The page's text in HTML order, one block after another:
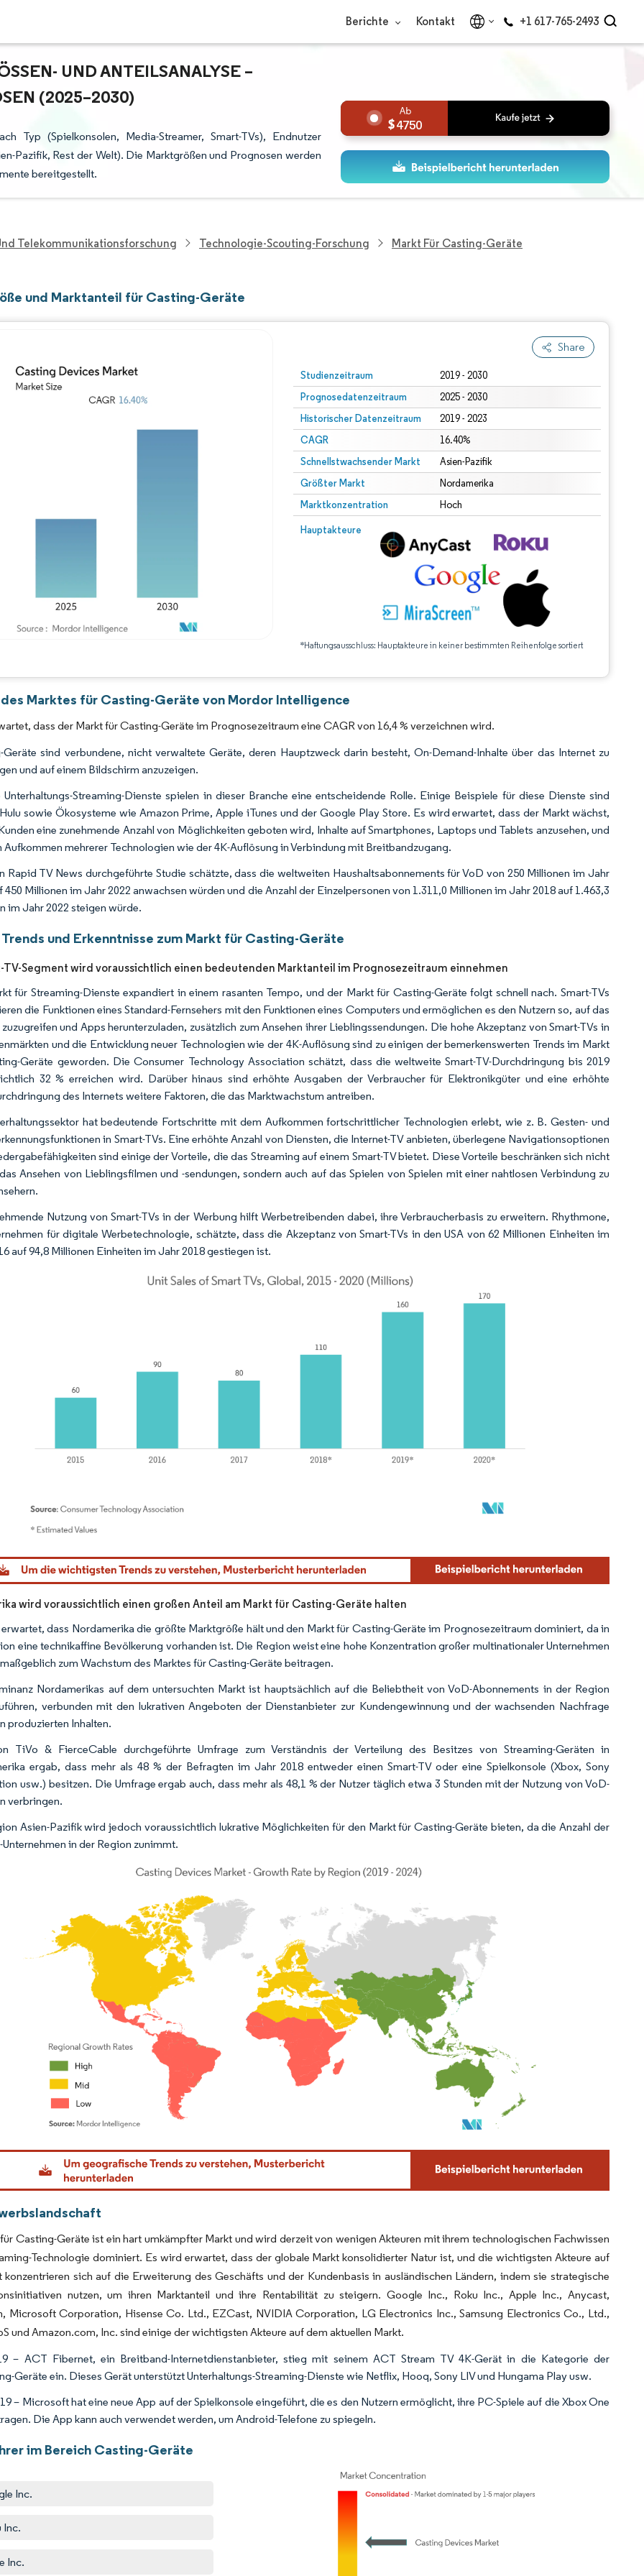
Berichte Kontakt +1 617-765-2493
UND ANTEILSANALYSE – W
(2025–2030)
Typ (Spielkonsolen, Media-Streamer, Smart-TVs), Endnutzer
Pazifik, Rest der Welt). Die Marktgrößen und Prognosen werden
bereitgestellt.
4750
Telekommunikationsforschung Technologie-Scouting-Forschung Markt Für Casting-Geräte
und Marktanteil für Casting-Geräte
Share
Studienzeitraum 2019 - 2030
Prognosedatenzeitraum 2025 - 2030
Historischer Datenzeitraum 2019 - 2023
CAGR 16.40%
Schnellstwachsender Markt Asien-Pazifik
Größter Markt Nordamerika
Marktkonzentration Hoch
Hauptakteure
*Haftungsausschluss: Hauptakteure in keiner bestimmten Reihenfolge sortiert
Bild © Mordor Intelligence. Wiederverwendung erfordert Namensnennung gemäß CC BY 4.0.
Marktes für Casting-Geräte von Mordor Intelligence
dass der Markt für Casting-Geräte im Prognosezeitraum eine CAGR von 16,4 % verzeichnen wird.
Geräte sind verbundene, nicht verwaltete Geräte, deren Hauptzweck darin besteht, On-Demand-Inhalte über das Internet zu
und auf einem Bildschirm anzuzeigen.
Unterhaltungs-Streaming-Dienste spielen in dieser Branche eine entscheidende Rolle. Einige Beispiele für diese Dienste sind
sowie Ökosysteme wie Amazon Prime, Apple iTunes und der Google Play Store. Es wird erwartet, dass der Markt wächst,
eine zunehmende Anzahl von Möglichkeiten geboten wird, Inhalte auf Smartphones, Laptops und Tablets anzusehen, und
Aufkommen mehrerer Technologien wie der 4K-Auflösung in Verbindung mit Breitbandzugang.
Rapid TV News durchgeführte Studie schätzte, dass die weltweiten Haushaltsabonnements für VoD von 250 Millionen im Jahr
450 Millionen im Jahr 2022 anwachsen würden und die Anzahl der Einzelpersonen von 1.311,0 Millionen im Jahr 2018 auf 1.463,3
im Jahr 2022 steigen würde.
und Erkenntnisse zum Markt für Casting-Geräte
TV-Segment wird voraussichtlich einen bedeutenden Marktanteil im Prognosezeitraum einnehmen
für Streaming-Dienste expandiert in einem rasanten Tempo, und der Markt für Casting-Geräte folgt schnell nach. Smart-TVs
die Funktionen eines Standard-Fernsehers mit den Funktionen eines Computers und ermöglichen es den Nutzern so, auf das
und Apps herunterzuladen, zusätzlich zum Ansehen ihrer Lieblingssendungen. Die hohe Akzeptanz von Smart-TVs in
und die Entwicklung neuer Technologien wie der 4K-Auflösung sind zu einigen der bemerkenswerten Trends im Markt
Geräte geworden. Die Consumer Technology Association schätzt, dass die weltweite Smart-TV-Durchdringung bis 2019
32 % erreichen wird. Darüber hinaus sind erhöhte Ausgaben der Verbraucher für Elektronikgüter und eine erhöhte
des Internets weitere Faktoren, die das Marktwachstum antreiben.
hat bedeutende Fortschritte mit dem Aufkommen fortschrittlicher Technologien erlebt, wie z. B. Gesten- und
in Smart-TVs. Eine erhöhte Anzahl von Diensten, die Internet-TV anbieten, überlegene Navigationsoptionen
sind einige der Vorteile, die das Streaming auf einem Smart-TV bietet. Diese Vorteile beschränken sich nicht
Ansehen von Lieblingsfilmen und -sendungen, sondern auch auf das Spielen von Spielen mit einer nahtlosen Verbindung zu
Nutzung von Smart-TVs in der Werbung hilft Werbetreibenden dabei, ihre Verbraucherbasis zu erweitern. Rhythmone,
für digitale Werbetechnologie, schätzte, dass die Akzeptanz von Smart-TVs in den USA von 62 Millionen Einheiten im
auf 94,8 Millionen Einheiten im Jahr 2018 gestiegen ist.
Intelligence. Wiederverwendung erfordert Namensnennung gemäß CC BY 4.0.
wird voraussichtlich einen großen Anteil am Markt für Casting-Geräte halten
dass Nordamerika die größte Marktgröße hält und den Markt für Casting-Geräte im Prognosezeitraum dominiert, da in
eine technikaffine Bevölkerung vorhanden ist. Die Region weist eine hohe Konzentration großer multinationaler Unternehmen
zum Wachstum des Marktes für Casting-Geräte beitragen.
Nordamerikas auf dem untersuchten Markt ist hauptsächlich auf die Beliebtheit von VoD-Abonnements in der Region
verbunden mit den lukrativen Angeboten der Dienstanbieter zur Kundengewinnung und der wachsenden Nachfrage
produzierten Inhalten.
TiVo & FierceCable durchgeführte Umfrage zum Verständnis der Verteilung des Besitzes von Streaming-Geräten in
ergab, dass mehr als 48 % der Befragten im Jahr 2018 entweder einen Smart-TV oder eine Spielkonsole (Xbox, Sony
usw.) besitzen. Die Umfrage ergab auch, dass mehr als 48,1 % der Nutzer täglich etwa 3 Stunden mit der Nutzung von VoD-
verbringen.
Asien-Pazifik wird jedoch voraussichtlich lukrative Möglichkeiten für den Markt für Casting-Geräte bieten, da die Anzahl der
Unternehmen in der Region zunimmt.
Intelligence. Wiederverwendung erfordert Namensnennung gemäß CC BY 4.0.
Casting-Geräte ist ein hart umkämpfter Markt und wird derzeit von wenigen Akteuren mit ihrem technologischen Fachwissen
Technologie dominiert. Es wird erwartet, dass der globale Markt konsolidierter Natur ist, und die wichtigsten Akteure auf
konzentrieren sich auf die Erweiterung des Geschäfts und der Kundenbasis in ausländischen Ländern, indem sie strategische
nutzen, um ihren Marktanteil und ihre Rentabilität zu steigern. Google Inc., Roku Inc., Apple Inc., Anycast,
Microsoft Corporation, Hisense Co. Ltd., EZCast, NVIDIA Corporation, LG Electronics Inc., Samsung Electronics Co., Ltd.,
und Amazon.com, Inc. sind einige der wichtigsten Akteure auf dem aktuellen Markt.
– ACT Fibernet, ein Breitband-Internetdienstanbieter, stieg mit seinem ACT Stream TV 4K-Gerät in die Kategorie der
Geräte ein. Dieses Gerät unterstützt Unterhaltungs-Streaming-Dienste wie Netflix, Hooq, Sony LIV und Hungama Play usw.
– Microsoft hat eine neue App auf der Spielkonsole eingeführt, die es den Nutzern ermöglicht, ihre PC-Spiele auf die Xbox One
Die App kann auch verwendet werden, um Android-Telefone zu spiegeln.
im Bereich Casting-Geräte
Inc.
Inc.
Inc.